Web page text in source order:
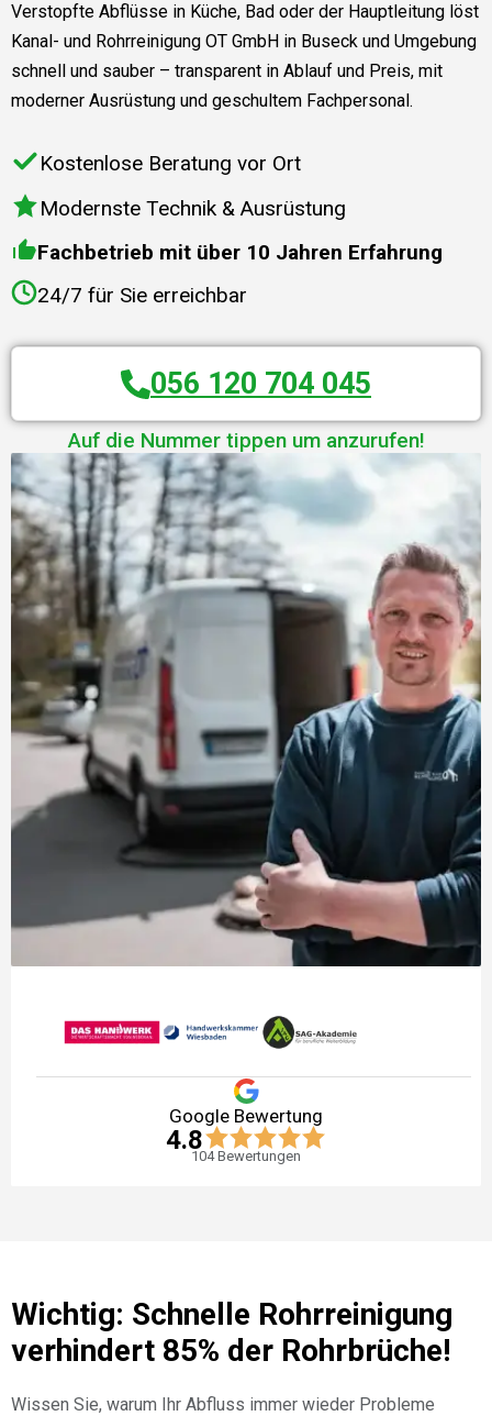
Verstopfte Abflüsse in Küche, Bad oder der Hauptleitung löst
Kanal- und Rohrreinigung OT GmbH in Buseck und Umgebung
schnell und sauber – transparent in Ablauf und Preis, mit
moderner Ausrüstung und geschultem Fachpersonal.
Kostenlose Beratung vor Ort
Modernste Technik & Ausrüstung
Fachbetrieb mit über 10 Jahren Erfahrung
24/7 für Sie erreichbar
056 120 704 045
Auf die Nummer tippen um anzurufen!
Google Bewertung
4.8
104Bewertungen
Wichtig: Schnelle Rohrreinigung
verhindert 85% der Rohrbrüche!
Wissen Sie, warum Ihr Abfluss immer wieder Probleme